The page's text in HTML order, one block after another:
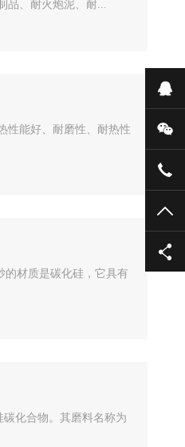
品、耐火炮泥、耐...
性能好、耐磨性、耐热性
的材质是碳化硅，它具有
碳化合物。其磨料名称为
在
微